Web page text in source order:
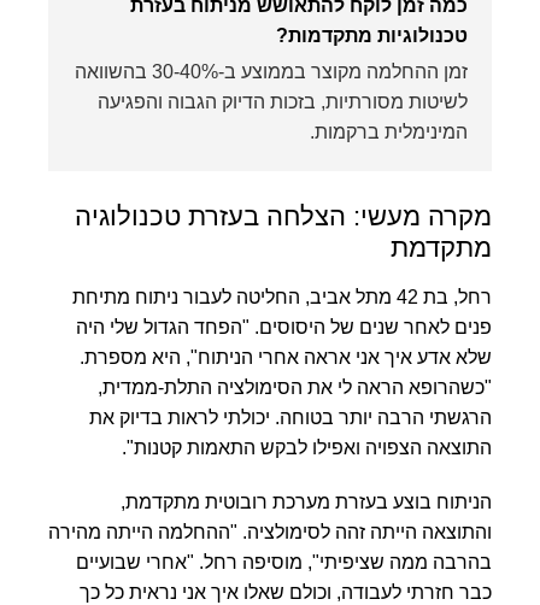
כמה זמן לוקח להתאושש מניתוח בעזרת
טכנולוגיות מתקדמות?
זמן ההחלמה מקוצר בממוצע ב-30-40% בהשוואה
לשיטות מסורתיות, בזכות הדיוק הגבוה והפגיעה
המינימלית ברקמות.
מקרה מעשי: הצלחה בעזרת טכנולוגיה
מתקדמת
רחל, בת 42 מתל אביב, החליטה לעבור ניתוח מתיחת
פנים לאחר שנים של היסוסים. "הפחד הגדול שלי היה
שלא אדע איך אני אראה אחרי הניתוח", היא מספרת.
"כשהרופא הראה לי את הסימולציה התלת-ממדית,
הרגשתי הרבה יותר בטוחה. יכולתי לראות בדיוק את
התוצאה הצפויה ואפילו לבקש התאמות קטנות".
הניתוח בוצע בעזרת מערכת רובוטית מתקדמת,
והתוצאה הייתה זהה לסימולציה. "ההחלמה הייתה מהירה
בהרבה ממה שציפיתי", מוסיפה רחל. "אחרי שבועיים
כבר חזרתי לעבודה, וכולם שאלו איך אני נראית כל כך